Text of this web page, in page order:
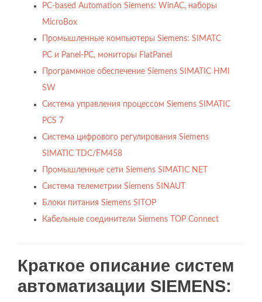
PC-based Automation Siemens: WinAC, наборы
MicroBox
Промышленные компьютеры Siemens: SIMATC
PC и Panel-PC, мониторы FlatPanel
Программное обеспечение Siemens SIMATIC HMI
SW
Система управления процессом Siemens SIMATIC
PCS 7
Система цифрового регулирования Siemens
SIMATIC TDC/FM458
Промышленные сети Siemens SIMATIC NET
Система телеметрии Siemens SINAUT
Блоки питания Siemens SITOP
Кабельные соединители Siemens TOP Connect
Краткое описание систем
автоматизации SIEMENS: